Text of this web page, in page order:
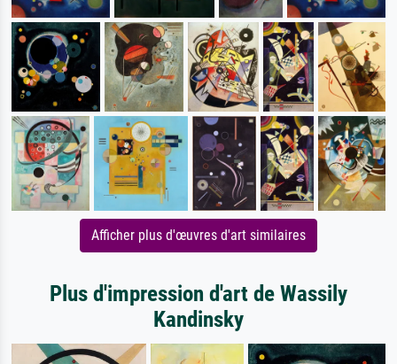
Afficher plus d'œuvres d'art similaires
Plus d'impression d'art de Wassily
Kandinsky